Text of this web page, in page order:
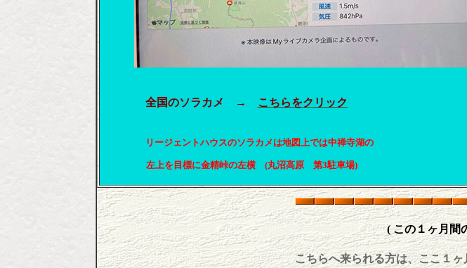
全国のソラカメ → こちらをクリック
リージェントハウスのソラカメは地図上では中禅寺湖の
左上を目標に金精峠の左横 (丸沼高原 第3駐車場)
( この１ヶ月
こちらへ来られる方は、ここ１